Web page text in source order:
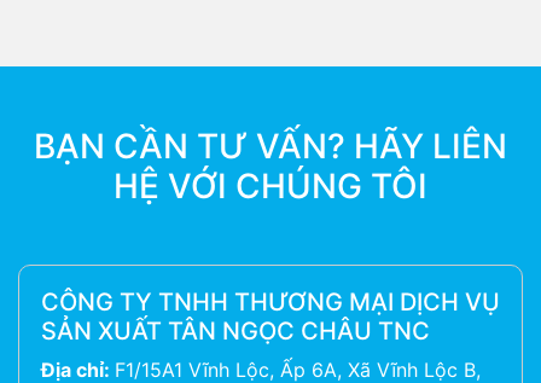
BẠN CẦN TƯ VẤN? HÃY LIÊN
HỆ VỚI CHÚNG TÔI
CÔNG TY TNHH THƯƠNG MẠI DỊCH VỤ
SẢN XUẤT TÂN NGỌC CHÂU TNC
Địa chỉ: F1/15A1 Vĩnh Lộc, Ấp 6A, Xã Vĩnh Lộc B,